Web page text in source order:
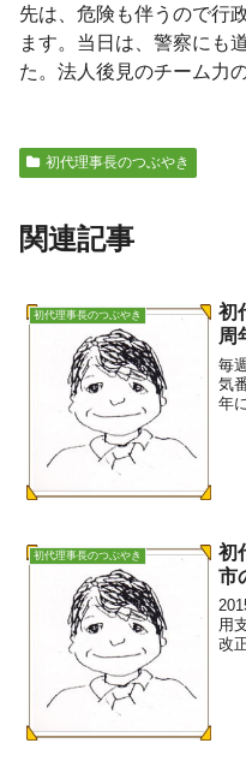
先は、危険も伴うので行
ます。当日は、警察にも
た。法人後見のチーム力
初代理事長のつぶやき
関連記事
初代理事長のつぶやき
初
周
毎
気
年
初代理事長のつぶやき
初
市
用
改